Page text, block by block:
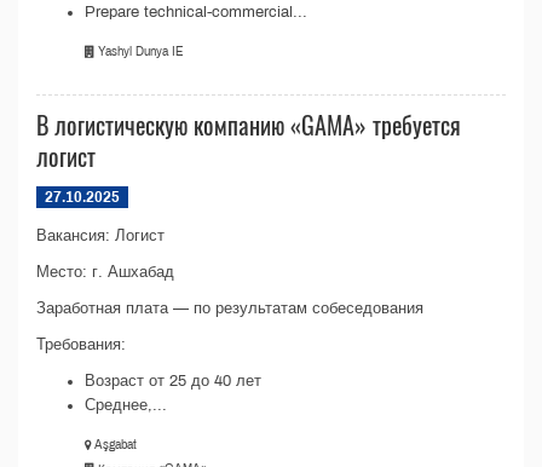
Prepare technical-commercial...
Yashyl Dunya IE
В логистическую компанию «GAMA» требуется
логист
27.10.2025
Вакансия: Логист
Место: г. Ашхабад
Заработная плата — по результатам собеседования
Требования:
Возраст от 25 до 40 лет
Среднее,...
Aşgabat